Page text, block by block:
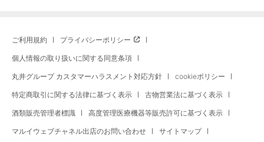
ご利用規約 プライバシーポリシー
個人情報の取り扱いに関する同意条項
丸井グループ カスタマーハラスメント対応方針 cookieポリシー
特定商取引に関する法律に基づく表示 古物営業法に基づく表示
酒類販売管理者標識 高度管理医療機器等販売許可に基づく表示
マルイウェブチャネル出店のお問い合わせ サイトマップ